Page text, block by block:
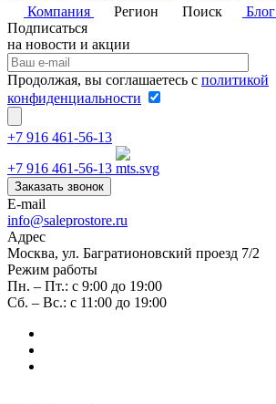
Компания
Регион Поиск Блог
Подписаться
на новости и акции
Продолжая, вы соглашаетесь с политикой
конфиденциальности
+7 916 461-56-13
+7 916 461-56-13
Заказать звонок
E-mail
info@saleprostore.ru
Адрес
Москва, ул. Багратионовский проезд 7/2
Режим работы
Пн. – Пт.: с 9:00 до 19:00
Сб. – Вс.: с 11:00 до 19:00